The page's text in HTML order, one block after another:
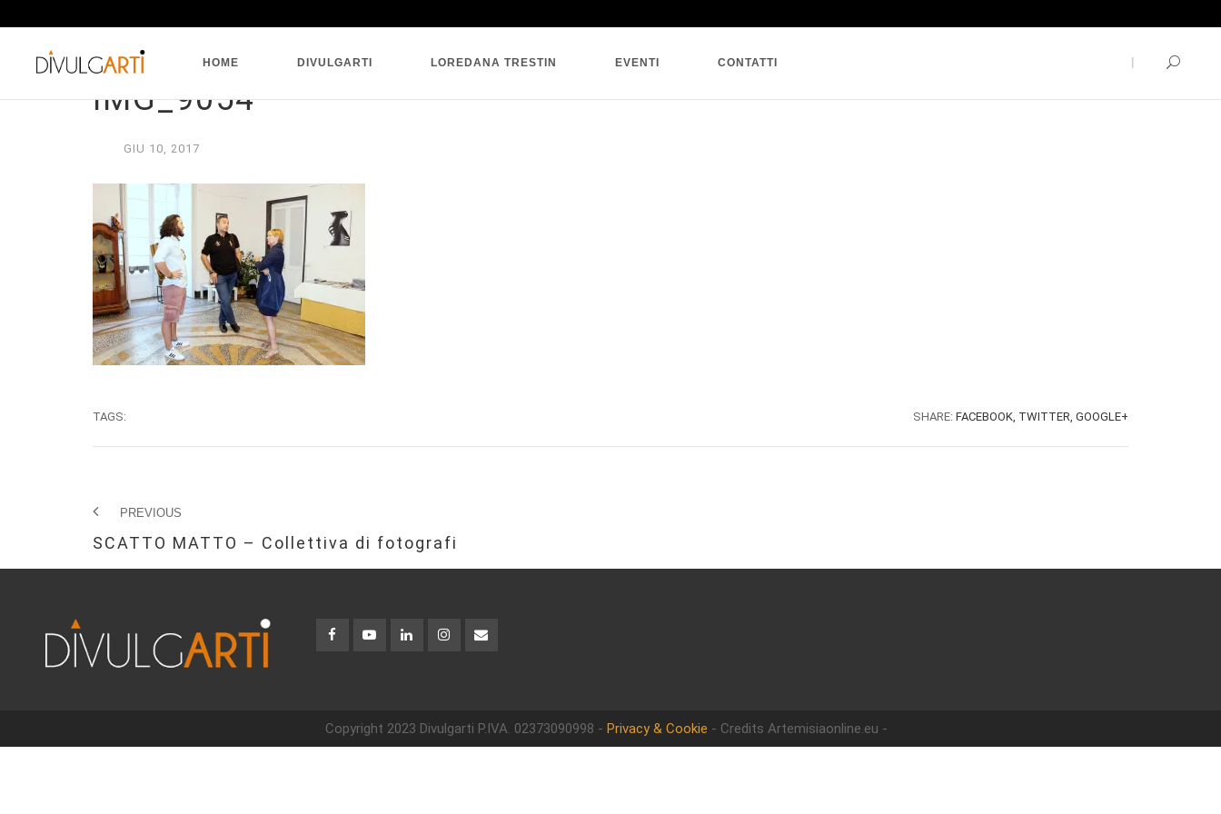
HOME DIVULGARTI LOREDANA TRESTIN EVENTI CONTATTI
SINGLE BLOG
IMG_9054
GIU 10, 2017
TAGS: SHARE: FACEBOOK, TWITTER, GOOGLE+
PREVIOUS
SCATTO MATTO – Collettiva di fotografi
Copyright 2023 Divulgarti P.IVA. 02373090998 - Privacy & Cookie - Credits Artemisiaonline.eu -